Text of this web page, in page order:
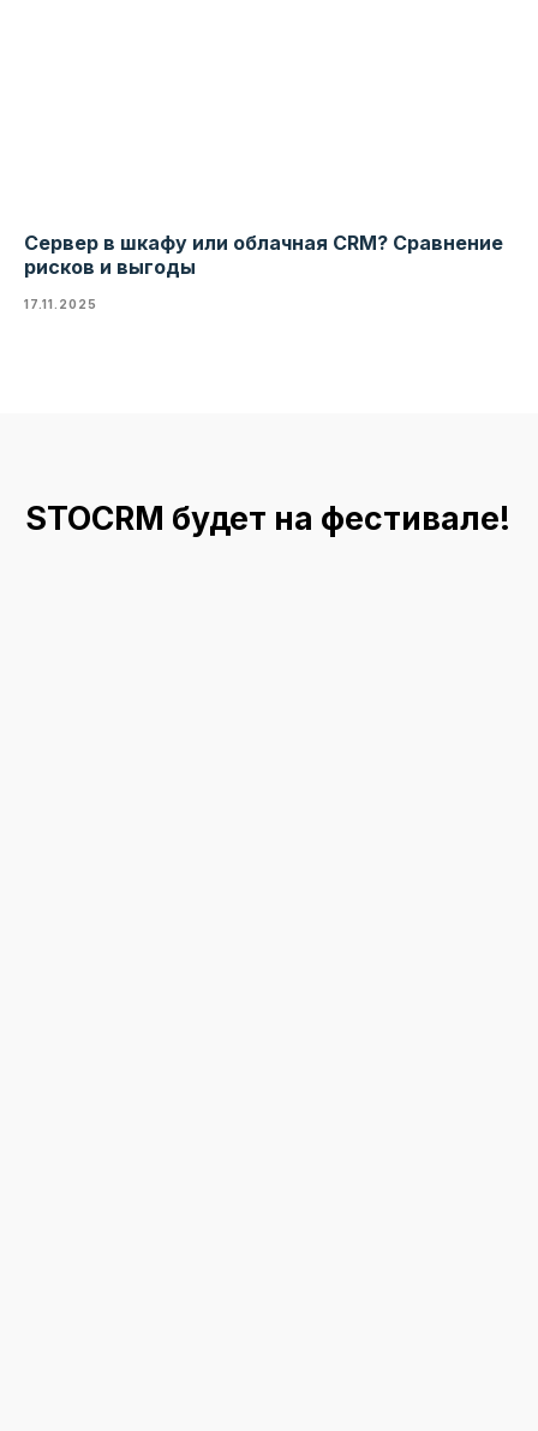
Сервер в шкафу или облачная CRM? Сравнение
рисков и выгоды
17.11.2025